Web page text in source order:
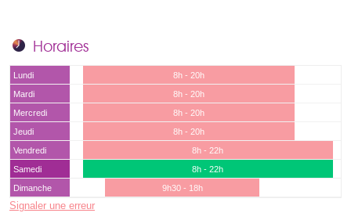
Horaires
Lundi
8h - 20h
Mardi
8h - 20h
Mercredi
8h - 20h
Jeudi
8h - 20h
Vendredi
8h - 22h
Samedi
8h - 22h
Dimanche
9h30 - 18h
Signaler une erreur